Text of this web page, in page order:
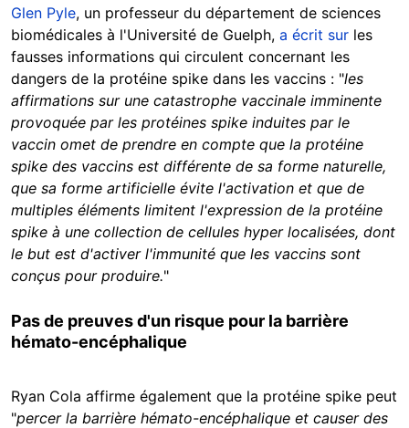
Glen Pyle, un professeur du département de sciences
biomédicales à l'Université de Guelph, a écrit sur les
fausses informations qui circulent concernant les
dangers de la protéine spike dans les vaccins : "les
affirmations sur une catastrophe vaccinale imminente
provoquée par les protéines spike induites par le
vaccin omet de prendre en compte que la protéine
spike des vaccins est différente de sa forme naturelle,
que sa forme artificielle évite l'activation et que de
multiples éléments limitent l'expression de la protéine
spike à une collection de cellules hyper localisées, dont
le but est d'activer l'immunité que les vaccins sont
conçus pour produire."
Pas de preuves d'un risque pour la barrière
hémato-encéphalique
Ryan Cola affirme également que la protéine spike peut
"percer la barrière hémato-encéphalique et causer des